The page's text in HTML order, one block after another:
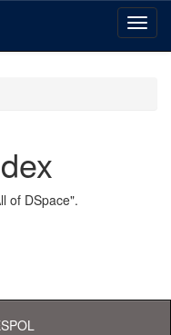
of DSpace".